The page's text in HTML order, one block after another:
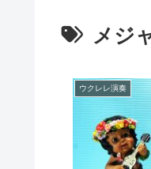
メジ
ウクレレ演奏